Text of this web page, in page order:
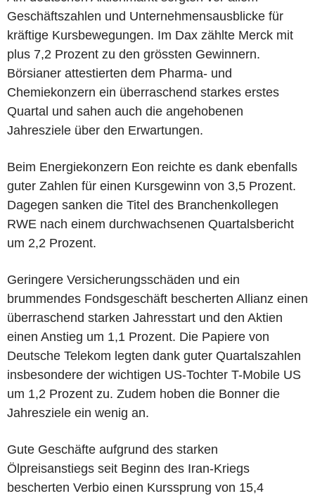
Geschäftszahlen und Unternehmensausblicke für
kräftige Kursbewegungen. Im Dax zählte Merck mit
plus 7,2 Prozent zu den grössten Gewinnern.
Börsianer attestierten dem Pharma- und
Chemiekonzern ein überraschend starkes erstes
Quartal und sahen auch die angehobenen
Jahresziele über den Erwartungen.
Beim Energiekonzern Eon reichte es dank ebenfalls
guter Zahlen für einen Kursgewinn von 3,5 Prozent.
Dagegen sanken die Titel des Branchenkollegen
RWE nach einem durchwachsenen Quartalsbericht
um 2,2 Prozent.
Geringere Versicherungsschäden und ein
brummendes Fondsgeschäft bescherten Allianz einen
überraschend starken Jahresstart und den Aktien
einen Anstieg um 1,1 Prozent. Die Papiere von
Deutsche Telekom legten dank guter Quartalszahlen
insbesondere der wichtigen US-Tochter T-Mobile US
um 1,2 Prozent zu. Zudem hoben die Bonner die
Jahresziele ein wenig an.
Gute Geschäfte aufgrund des starken
Ölpreisanstiegs seit Beginn des Iran-Kriegs
bescherten Verbio einen Kurssprung von 15,4